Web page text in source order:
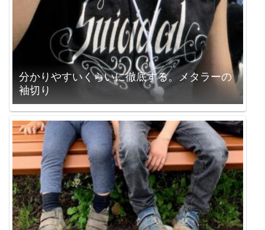
分かりやすいくらいに徹底する。メタラーの
袖切り